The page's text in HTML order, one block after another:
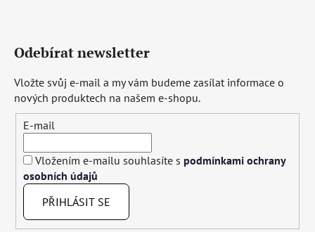
Odebírat newsletter
Vložte svůj e-mail a my vám budeme zasílat informace o
nových produktech na našem e-shopu.
E-mail
Vložením e-mailu souhlasíte s podmínkami ochrany
osobních údajů
PŘIHLÁSIT SE